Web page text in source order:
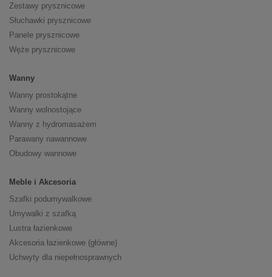
Zestawy prysznicowe
Słuchawki prysznicowe
Panele prysznicowe
Węże prysznicowe
Wanny
Wanny prostokątne
Wanny wolnostojące
Wanny z hydromasażem
Parawany nawannowe
Obudowy wannowe
Meble i Akcesoria
Szafki podumywalkowe
Umywalki z szafką
Lustra łazienkowe
Akcesoria łazienkowe (główne)
Uchwyty dla niepełnosprawnych